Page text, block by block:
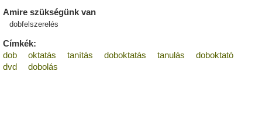
Amire szükségünk van
dobfelszerelés
Címkék:
dob
oktatás tanítás doboktatás tanulás
doboktató
dvd
dobolás